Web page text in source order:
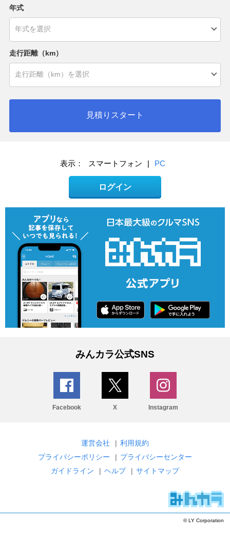
年式
走行距離（km）
見積りスタート
表示： スマートフォン | PC
ログイン
みんカラ公式SNS
Facebook X Instagram
運営会社 | 利用規約
プライバシーポリシー
| プライバシーセンター
ガイドライン
| ヘルプ | サイトマップ
© LY Corporation